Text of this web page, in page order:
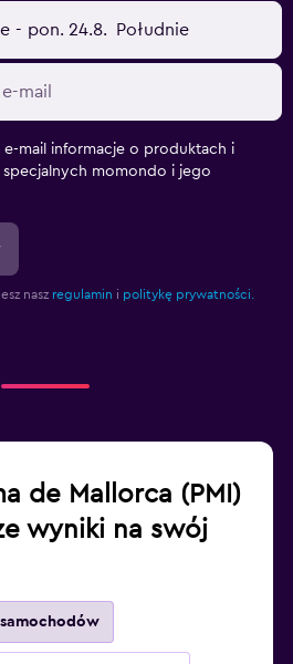
- pon. 24.8. Południe
mail informacje o produktach i
specjalnych momondo i jego
nasz regulamin i politykę prywatności.
de Mallorca (PMI)
wyniki na swój